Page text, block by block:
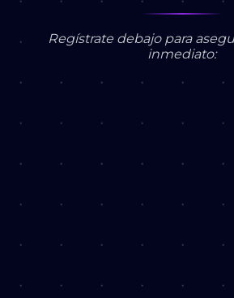
Regístrate debajo para
inmediato: